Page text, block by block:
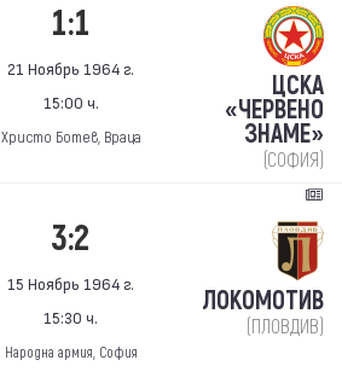
1:1
21 Ноябрь 1964 г.
15:00 ч.
Христо Ботев, Враца
ЦСКА
«ЧЕРВЕНО
ЗНАМЕ»
(СОФИЯ)
3:2
15 Ноябрь 1964 г.
15:30 ч.
Народна армия, София
ЛОКОМОТИВ
(ПЛОВДИВ)